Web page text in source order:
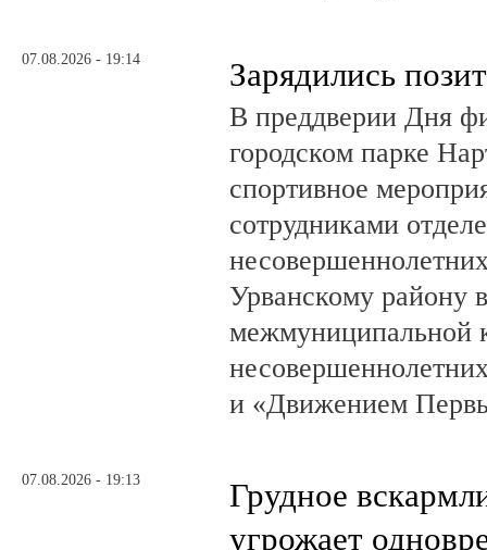
07.08.2026 - 19:14 Зарядились
В преддверии Дня
городском парке
спортивное
сотрудниками
Урванскому району
межмуниципальной
и «Движением
07.08.2026 - 19:13
Грудное
угрожает